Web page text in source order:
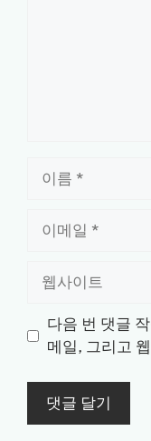
트
다음 번 댓글
메일, 그리고